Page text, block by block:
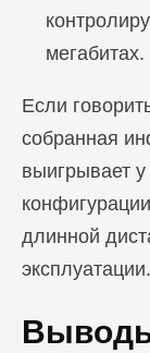
мегабитах.
Если
собранная
выигрывает
длинной
эксплуатации.